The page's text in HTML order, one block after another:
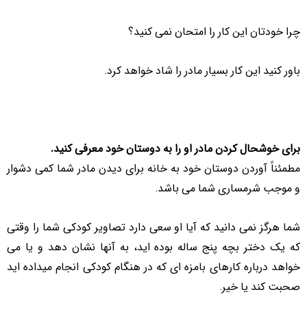
چرا خودتان این کار را امتحان نمی کنید؟
باور کنید این کار بسیار مادر را شاد خواهد کرد.
برای خوشحال کردن مادر او را به دوستان خود معرفی کنید.
مطمئناً آوردن دوستان خود به خانه برای دیدن مادر شما کمی دشوار
و موجب شرمساری شما می باشد.
شما هرگز نمی دانید که آیا او سعی دارد تصاویر کودکی شما را وقتی
که یک دختر بچه پنج ساله بوده اید، به آنها نشان دهد و یا می
خواهد درباره کارهای بامزه ای که در هنگام کودکی انجام میداده اید
صحبت کند یا خیر.